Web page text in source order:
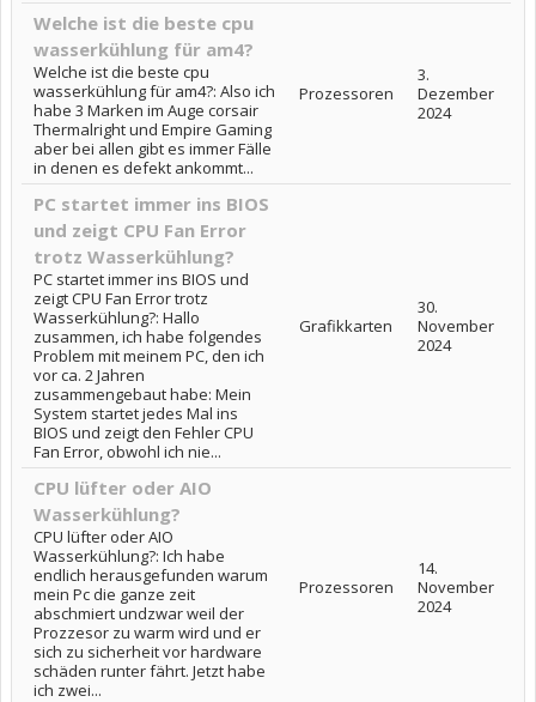
Welche ist die beste cpu
wasserkühlung für am4?
Welche ist die beste cpu
wasserkühlung für am4?: Also ich
habe 3 Marken im Auge corsair
Thermalright und Empire Gaming
aber bei allen gibt es immer Fälle
in denen es defekt ankommt...
Prozessoren
3.
Dezember
2024
PC startet immer ins BIOS
und zeigt CPU Fan Error
trotz Wasserkühlung?
PC startet immer ins BIOS und
zeigt CPU Fan Error trotz
Wasserkühlung?: Hallo
zusammen, ich habe folgendes
Problem mit meinem PC, den ich
vor ca. 2 Jahren
zusammengebaut habe: Mein
System startet jedes Mal ins
BIOS und zeigt den Fehler CPU
Fan Error, obwohl ich nie...
Grafikkarten
30.
November
2024
CPU lüfter oder AIO
Wasserkühlung?
CPU lüfter oder AIO
Wasserkühlung?: Ich habe
endlich herausgefunden warum
mein Pc die ganze zeit
abschmiert undzwar weil der
Prozzesor zu warm wird und er
sich zu sicherheit vor hardware
schäden runter fährt. Jetzt habe
ich zwei...
Prozessoren
14.
November
2024